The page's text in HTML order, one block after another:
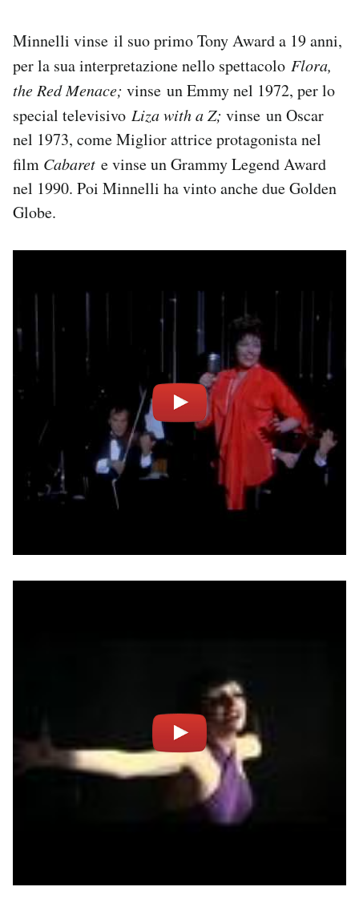
Minnelli vinse il suo primo Tony Award a 19 anni,
per la sua interpretazione nello spettacolo Flora,
the Red Menace; vinse un Emmy nel 1972, per lo
special televisivo Liza with a Z; vinse un Oscar
nel 1973, come Miglior attrice protagonista nel
film Cabaret e vinse un Grammy Legend Award
nel 1990. Poi Minnelli ha vinto anche due Golden
Globe.